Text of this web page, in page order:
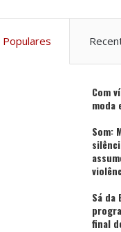
Populares
Com
moda
Som:
Sá da
final